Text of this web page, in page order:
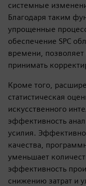
системные
Благодаря таким
упрощенные
обеспечение SPC
времени,
принимать
Кроме того,
статистическая
искусственного
эффективность
усилия.
качества,
уменьшает
эффективность
снижению затрат и